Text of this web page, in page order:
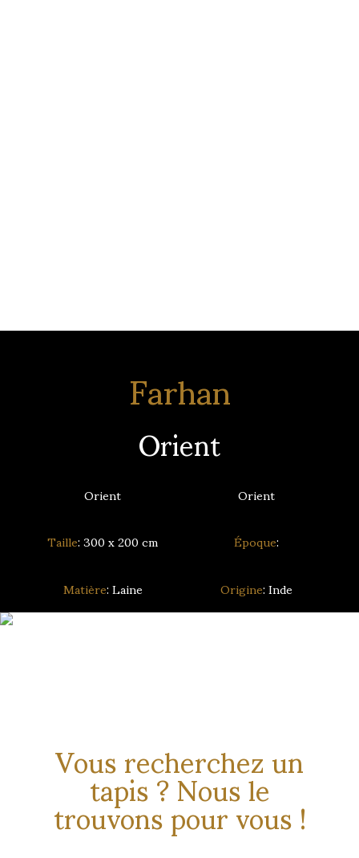
Farhan
Orient
Orient
Orient
Taille: 300 x 200 cm Époque:
Matière: Laine Origine: Inde
Vous recherchez un
tapis ? Nous le
trouvons pour vous !